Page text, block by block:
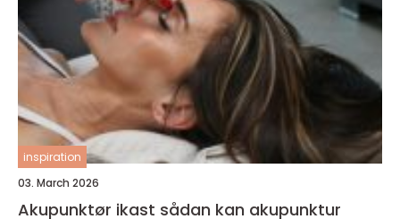
inspiration
03. March 2026
Akupunktør ikast sådan kan akupunktur